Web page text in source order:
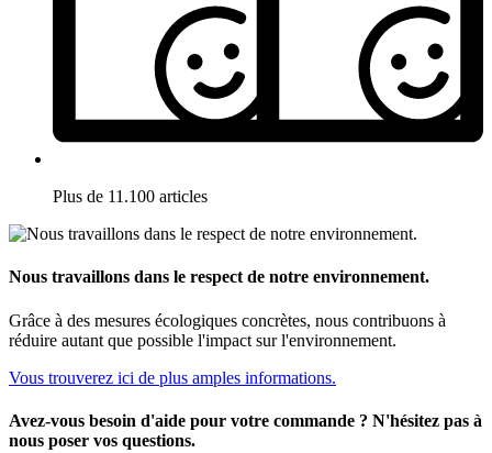
Plus de 11.100 articles
Nous travaillons dans le respect de notre environnement.
Grâce à des mesures écologiques concrètes, nous contribuons à
réduire autant que possible l'impact sur l'environnement.
Vous trouverez ici de plus amples informations.
Avez-vous besoin d'aide pour votre commande ? N'hésitez pas à
nous poser vos questions.